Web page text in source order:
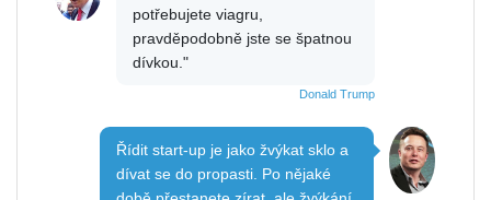
potřebujete viagru,
pravděpodobně jste se špatnou
dívkou."
Donald Trump
Řídit start-up je jako žvýkat sklo a
dívat se do propasti. Po nějaké